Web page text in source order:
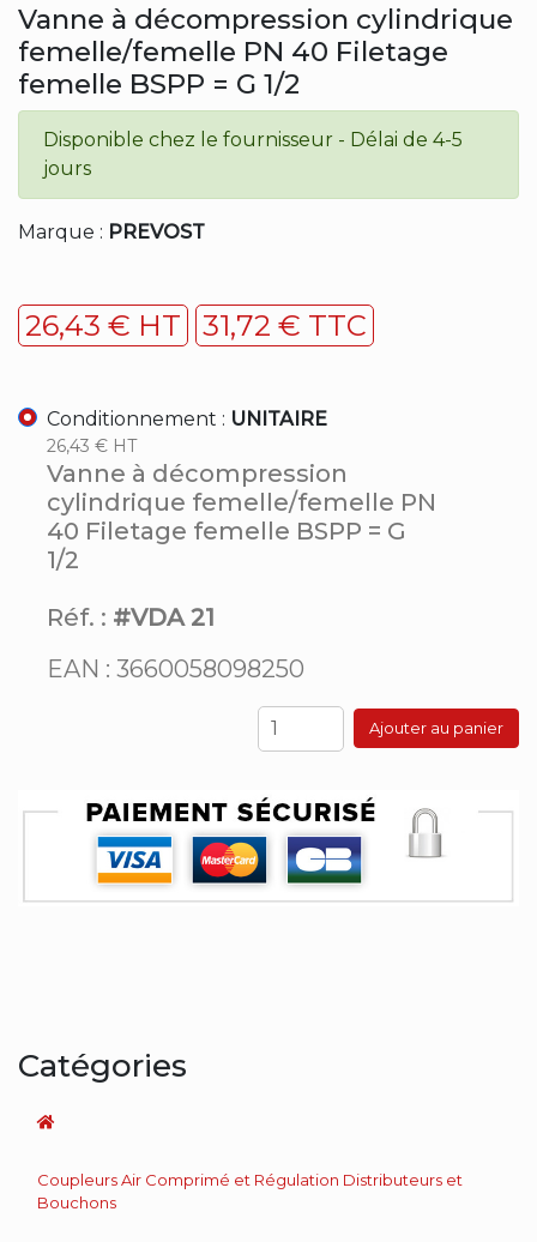
Vanne à décompression cylindrique
femelle/femelle PN 40 Filetage
femelle BSPP = G 1/2
Disponible chez le fournisseur - Délai de 4-5
jours
Marque : PREVOST
26,43 € HT 31,72 € TTC
Conditionnement : UNITAIRE
26,43 € HT
Vanne à décompression
cylindrique femelle/femelle PN
40 Filetage femelle BSPP = G
1/2
Réf. : #VDA 21
EAN : 3660058098250
Ajouter au panier
Catégories
Coupleurs Air Comprimé et Régulation Distributeurs et
Bouchons